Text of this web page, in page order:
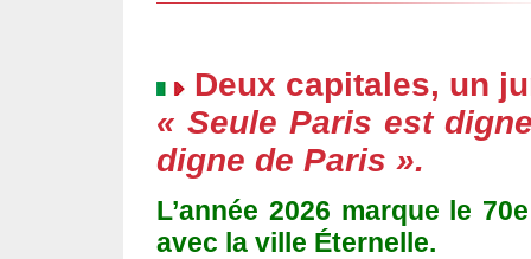
Deux capitales, un
« Seule Paris est
digne de Paris ».
L’année 2026 marque le
avec la ville Éternelle.